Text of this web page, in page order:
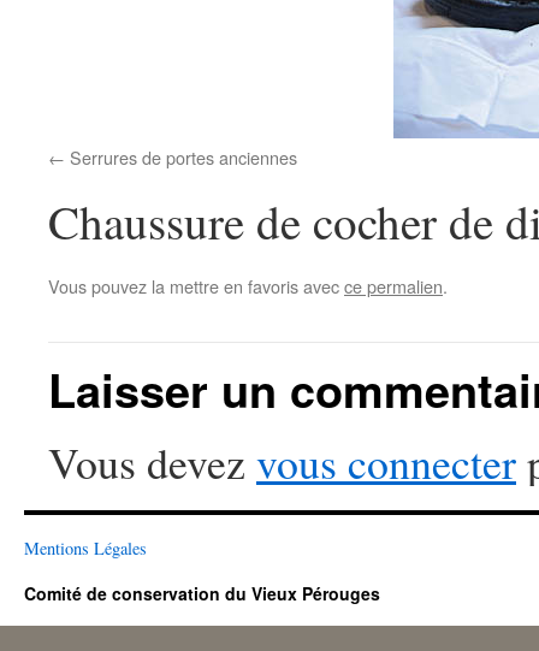
Serrures de portes anciennes
Chaussure de cocher de
Vous pouvez la mettre en favoris avecce permalien.
Laisser un
Vous devez vous connecter
Mentions Légales
Comité de conservation du Vieux Pérouges